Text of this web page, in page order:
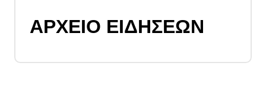
ΑΡΧΕΙΟ ΕΙΔΗΣΕΩΝ